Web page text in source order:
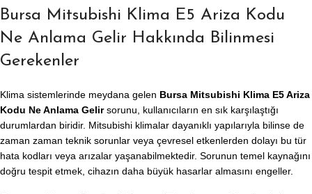
Bursa Mitsubishi Klima E5 Ariza Kodu
Ne Anlama Gelir Hakkında Bilinmesi
Gerekenler
Klima sistemlerinde meydana gelen Bursa Mitsubishi Klima E5 Ariza
Kodu Ne Anlama Gelirsorunu, kullanıcıların en sık karşılaştığı
durumlardan biridir. Mitsubishi klimalar dayanıklı yapılarıyla bilinse de
zaman zaman teknik sorunlar veya çevresel etkenlerden dolayı bu tür
hata kodları veya arızalar yaşanabilmektedir. Sorunun temel kaynağını
doğru tespit etmek, cihazın daha büyük hasarlar almasını engeller.